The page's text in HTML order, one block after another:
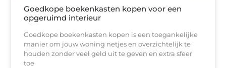
Goedkope boekenkasten kopen voor een
opgeruimd interieur
Goedkope boekenkasten kopen is een toegankelijke
manier om jouw woning netjes en overzichtelijk te
houden zonder veel geld uit te geven en extra sfeer
toe